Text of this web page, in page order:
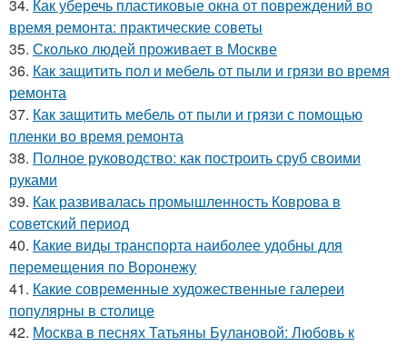
34. Как уберечь пластиковые окна от повреждений во
время ремонта: практические советы
35. Сколько людей проживает в Москве
36. Как защитить пол и мебель от пыли и грязи во время
ремонта
37. Как защитить мебель от пыли и грязи с помощью
пленки во время ремонта
38. Полное руководство: как построить сруб своими
руками
39. Как развивалась промышленность Коврова в
советский период
40. Какие виды транспорта наиболее удобны для
перемещения по Воронежу
41. Какие современные художественные галереи
популярны в столице
42. Москва в песнях Татьяны Булановой: Любовь к